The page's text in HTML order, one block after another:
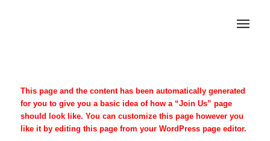
This page and the content has been automatically generated
for you to give you a basic idea of how a “Join Us” page
should look like. You can customize this page however you
like it by editing this page from your WordPress page editor.